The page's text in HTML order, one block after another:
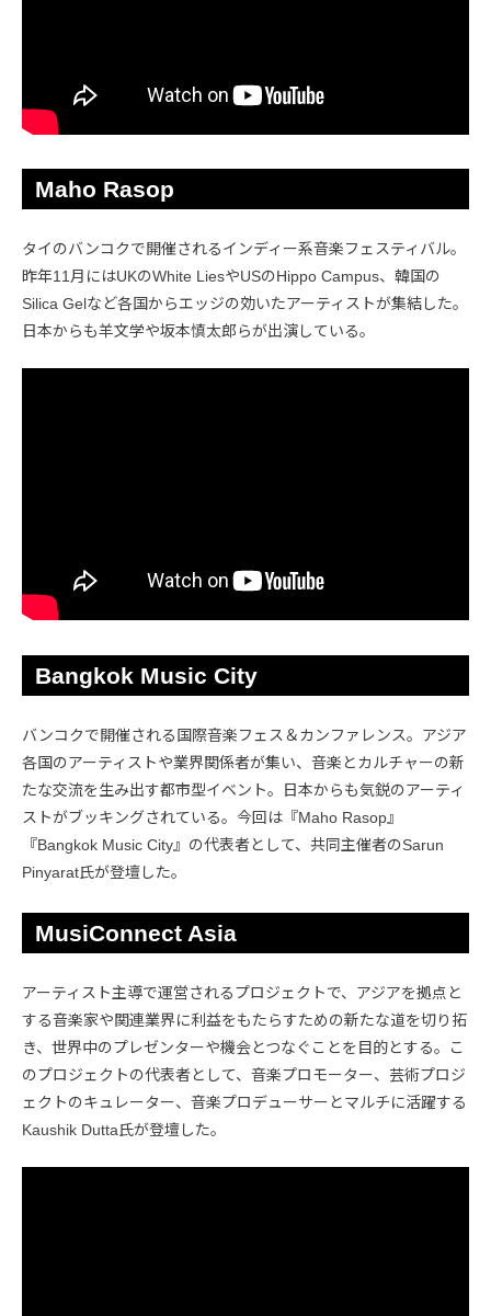
Maho Rasop
タイのバンコクで開催されるインディー系音楽フェスティバル。
昨年11月にはUKのWhite LiesやUSのHippo Campus、韓国の
Silica Gelなど各国からエッジの効いたアーティストが集結した。
日本からも羊文学や坂本慎太郎らが出演している。
Bangkok Music City
バンコクで開催される国際音楽フェス＆カンファレンス。アジア
各国のアーティストや業界関係者が集い、音楽とカルチャーの新
たな交流を生み出す都市型イベント。日本からも気鋭のアーティ
ストがブッキングされている。今回は『Maho Rasop』
『Bangkok Music City』の代表者として、共同主催者のSarun
Pinyarat氏が登壇した。
MusiConnect Asia
アーティスト主導で運営されるプロジェクトで、アジアを拠点と
する音楽家や関連業界に利益をもたらすための新たな道を切り拓
き、世界中のプレゼンターや機会とつなぐことを目的とする。こ
のプロジェクトの代表者として、音楽プロモーター、芸術プロジ
ェクトのキュレーター、音楽プロデューサーとマルチに活躍する
Kaushik Dutta氏が登壇した。